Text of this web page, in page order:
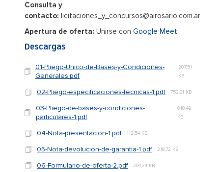
Consulta y
contacto: licitaciones_y_concursos@airosario.com.ar
Apertura de oferta: Unirse con Google Meet
Descargas
01-Pliego-Unico-de-Bases-y-Condiciones-
Generales.pdf
287,51
KB
02-Pliego-especificaciones-tecnicas-1.pdf 752,61 KB
03-Pliego-de-bases-y-condiciones-
particulares-1.pdf
818,49
KB
04-Nota-presentacion-1.pdf 112,54 KB
05-Nota-devolucion-de-garantia-1.pdf 218,72 KB
06-Formulario-de-oferta-2.pdf 204,34 KB